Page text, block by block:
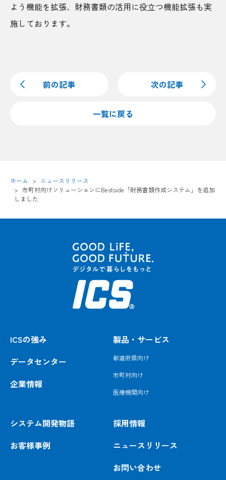
よう機能を拡張、財務書類の活用に役立つ機能拡張も実
施しております。
前の記事 次の記事
一覧に戻る
ホーム
ニュースリリース
市町村向けソリューションにBestside「財務書類作成システム」を追加
しました
ICSの強み
データセンター
企業情報
製品・サービス
都道府県向け
市町村向け
医療機関向け
システム開発物語
お客様事例
採用情報
ニュースリリース
お問い合わせ